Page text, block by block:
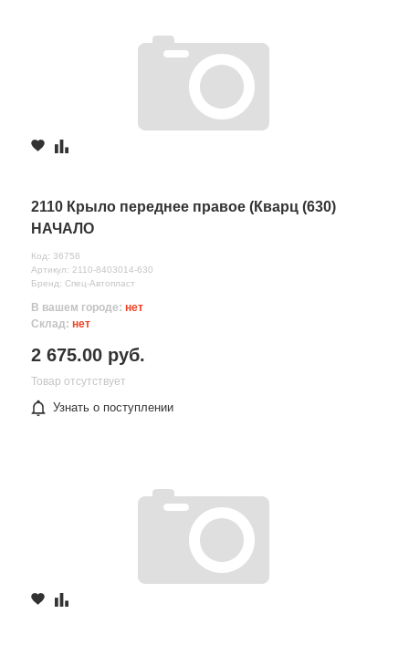
2110 Крыло переднее правое (Кварц (630)
НАЧАЛО
Код: 36758
Артикул: 2110-8403014-630
Бренд: Спец-Автопласт
В вашем городе: нет
Склад: нет
2 675.00 руб.
Товар отсутствует
Узнать о поступлении